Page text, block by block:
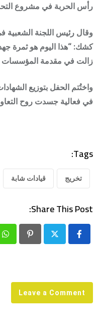
رأس الحربة في مشروع
وقال رئيس اللجنة الشعبية
كشك: “هذا اليوم هو ثمرة
زالت في مقدمة المؤسسات
واختُتم الحفل بتوزيع
في فعالية جسدت روح
Tags:
تخريج قيادات شابة
Share This Post:
Leave a Comment